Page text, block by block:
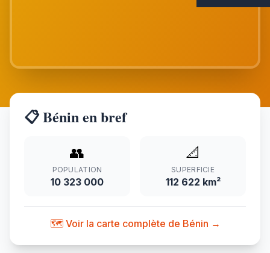
📋 Bénin en bref
👥
POPULATION
10 323 000
📐
SUPERFICIE
112 622 km²
🗺️ Voir la carte complète de Bénin →